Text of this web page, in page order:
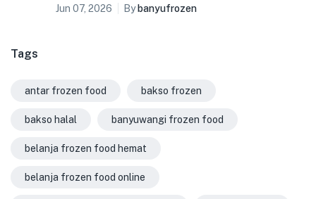
Jun 07, 2026
Bybanyufrozen
Tags
antar frozen food bakso frozen
bakso halal banyuwangi frozen food
belanja frozen food hemat
belanja frozen food online